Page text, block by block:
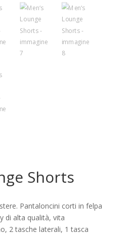
Shorts
Pantaloncini corti in felpa
di alta qualità, vita
2 tasche laterali, 1 tasca